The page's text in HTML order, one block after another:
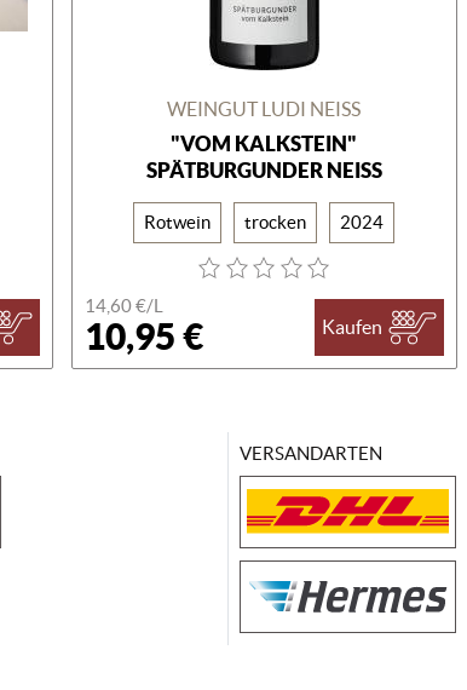
WEINGUT LUDI NEISS
"VOM KALKSTEIN"
SPÄTBURGUNDER NEISS
Rotwein trocken 2024
14,60 €/L
10,95 € Kaufen
VERSANDARTEN